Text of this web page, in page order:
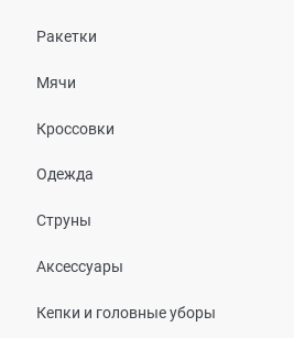
Ракетки
Мячи
Кроссовки
Одежда
Струны
Аксессуары
Кепки и головные уборы